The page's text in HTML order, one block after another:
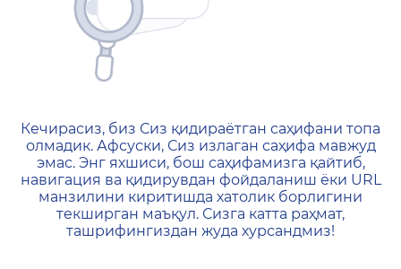
404 — Страница не
Кечирасиз, биз Сиз қидираётган саҳифани топа
олмадик. Афсуски, Сиз излаган саҳифа мавжуд
эмас. Энг яхшиси, бош саҳифамизга қайтиб,
навигация ва қидирувдан фойдаланиш ёки URL
манзилини киритишда хатолик борлигини
текширган маъқул. Сизга катта раҳмат,
ташрифингиздан жуда хурсандмиз!